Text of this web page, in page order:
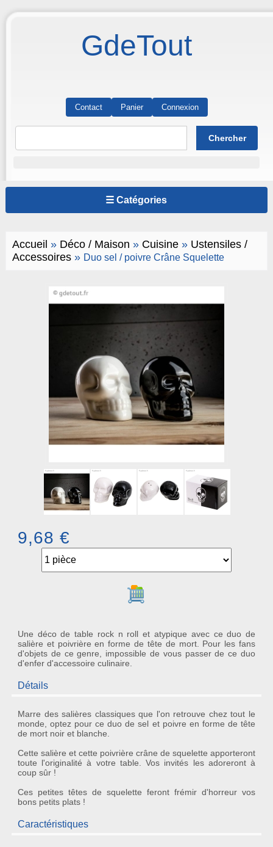
GdeTout
Contact Panier Connexion
☰ Catégories
Accueil » Déco / Maison » Cuisine» Ustensiles /
Accessoires» Duo sel / poivre Crâne Squelette
9,68 €
Ajouter au panier
Une déco de table rock n roll et atypique avec ce duo de
salière et poivrière en forme de tête de mort. Pour les fans
d'objets de ce genre, impossible de vous passer de ce duo
d'enfer d'accessoire culinaire.
Détails
Marre des salières classiques que l'on retrouve chez tout le
monde, optez pour ceduo de sel et poivre en forme detête
de mortnoir et blanche.
Cette salière et cette poivrière crâne de squelette apporteront
toute l'originalité à votre table. Vos invités les adoreront à
coup sûr !
Ces petites têtes de squelette feront frémir d'horreur vos
bons petits plats !
Caractéristiques